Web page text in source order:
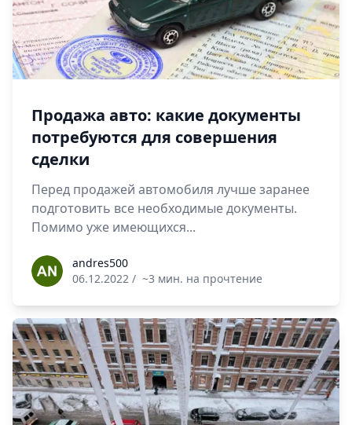
Продажа авто: какие документы
потребуются для совершения
сделки
Перед продажей автомобиля лучше заранее
подготовить все необходимые документы.
Помимо уже имеющихся...
andres500andres500
06.12.2022 / ~3 мин. на прочтение